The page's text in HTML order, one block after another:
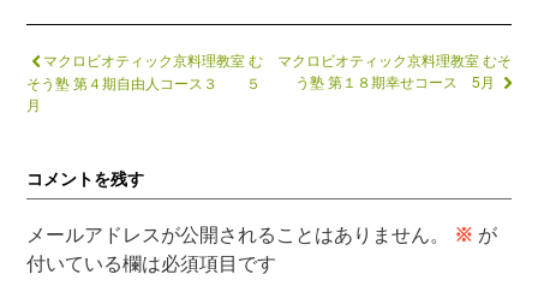
マクロビオティック京料理教室 む
そう塾 第４期自由人コース３ ５
月
マクロビオティック京料理教室 むそ
う塾 第１８期幸せコース 5月
コメントを残す
メールアドレスが公開されることはありません。 ※ が
付いている欄は必須項目です